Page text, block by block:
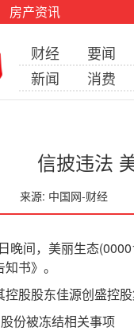
房产资讯
财经 要闻
新闻
消费
信披违法
来源: 中国网-财经
间，美丽生态
书》。
股东佳源创盛控股
份被冻结相关事项